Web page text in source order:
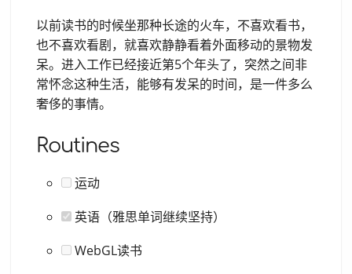
以前读书的时候坐那种长途的火车，不喜欢看书，
也不喜欢看剧，就喜欢静静看着外面移动的景物发
呆。进入工作已经接近第5个年头了，突然之间非
常怀念这种生活，能够有发呆的时间，是一件多么
奢侈的事情。
Routines
运动
英语（雅思单词继续坚持）
WebGL读书